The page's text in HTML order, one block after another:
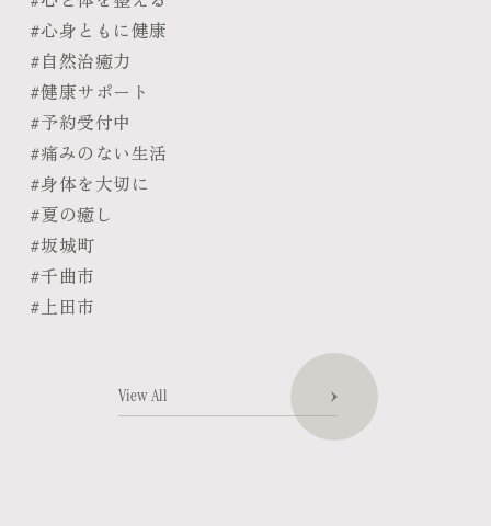
#心身ともに健康
#自然治癒力
#健康サポート
#予約受付中
#痛みのない生活
#身体を大切に
#夏の癒し
#坂城町
#千曲市
#上田市
View All